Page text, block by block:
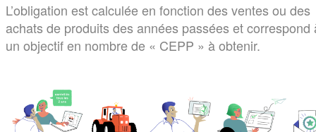
L’obligation est calculée en fonction des ventes ou des
achats de produits des années passées et correspond
un objectif en nombre de « CEPP » à obtenir.